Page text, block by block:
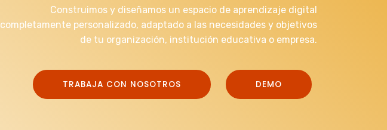
Construimos y diseñamos un espacio de aprendizaje digital
completamente personalizado, adaptado a las necesidades y objetivos
de tu organización, institución educativa o empresa.
TRABAJA CON NOSOTROS DEMO